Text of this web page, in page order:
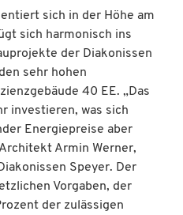
sich in der Höhe am
sich harmonisch ins
der Diakonissen
sehr hohen
40 EE. „Das
investieren, was sich
Energiepreise aber
Armin Werner,
Speyer. Der
Vorgaben, der
der zulässigen